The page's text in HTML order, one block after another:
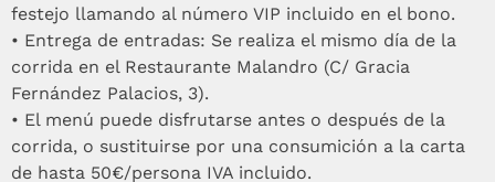
festejo llamando al número VIP incluido en el bono.
•⁠ ⁠Entrega de entradas: Se realiza el mismo día de la
corrida en el Restaurante Malandro (C/ Gracia
Fernández Palacios, 3).
•⁠ ⁠El menú puede disfrutarse antes o después de la
corrida, o sustituirse por una consumición a la carta
de hasta 50€/persona IVA incluido.